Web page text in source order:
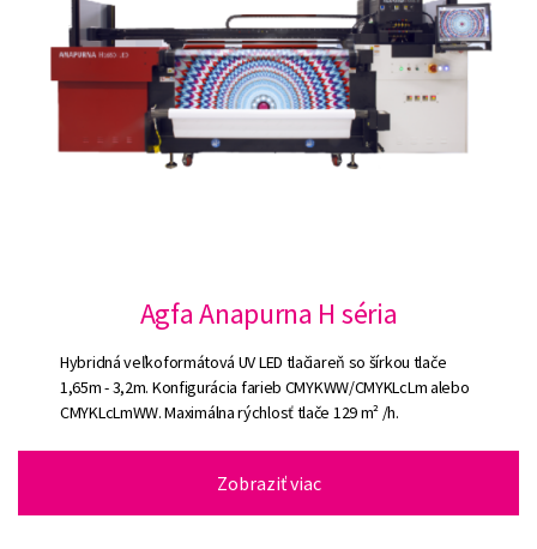
Agfa Anapurna H séria
Hybridná veľkoformátová UV LED tlačiareň so šírkou tlače
1,65m - 3,2m. Konfigurácia farieb CMYKWW/CMYKLcLm alebo
CMYKLcLmWW. Maximálna rýchlosť tlače 129 m² /h.
Zobraziť viac